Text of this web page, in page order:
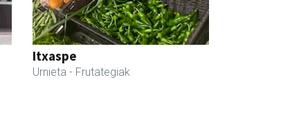
Itxaspe
Urnieta - Frutategiak